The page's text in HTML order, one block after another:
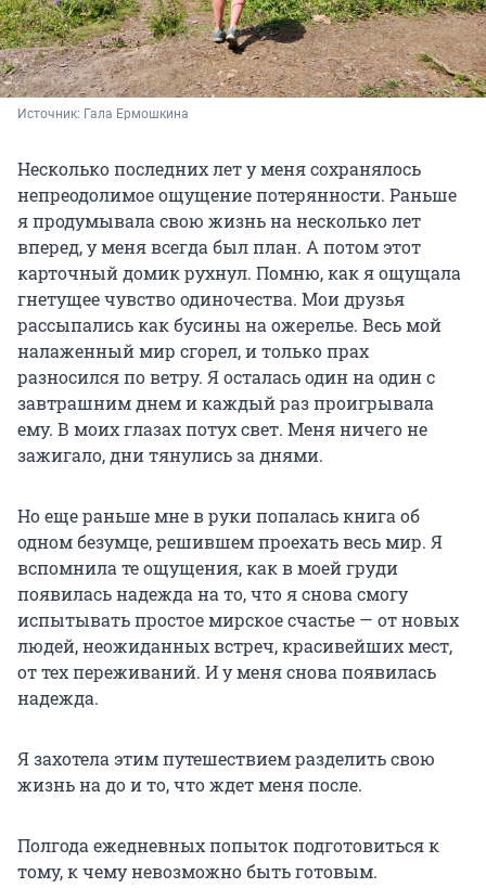
Источник: Гала Ермошкина
Несколько последних лет у меня сохранялось
непреодолимое ощущение потерянности. Раньше
я продумывала свою жизнь на несколько лет
вперед, у меня всегда был план. А потом этот
карточный домик рухнул. Помню, как я ощущала
гнетущее чувство одиночества. Мои друзья
рассыпались как бусины на ожерелье. Весь мой
налаженный мир сгорел, и только прах
разносился по ветру. Я осталась один на один с
завтрашним днем и каждый раз проигрывала
ему. В моих глазах потух свет. Меня ничего не
зажигало, дни тянулись за днями.
Но еще раньше мне в руки попалась книга об
одном безумце, решившем проехать весь мир. Я
вспомнила те ощущения, как в моей груди
появилась надежда на то, что я снова смогу
испытывать простое мирское счастье — от новых
людей, неожиданных встреч, красивейших мест,
от тех переживаний. И у меня снова появилась
надежда.
Я захотела этим путешествием разделить свою
жизнь на до и то, что ждет меня после.
Полгода ежедневных попыток подготовиться к
тому, к чему невозможно быть готовым.